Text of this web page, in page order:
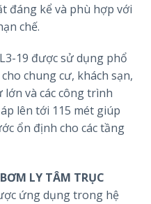
đáng kể và phù hợp với
chế.
19 được sử dụng phổ
chung cư, khách sạn,
và các công trình
lên tới 115 mét giúp
ổn định cho các tầng
BƠM LY TÂM TRỤC
ứng dụng trong hệ